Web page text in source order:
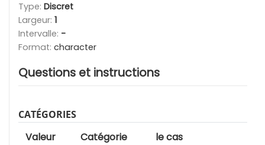
Type: Discret
Largeur: 1
Intervalle: -
Format: character
Questions et instructions
CATÉGORIES
Valeur Catégorie le cas